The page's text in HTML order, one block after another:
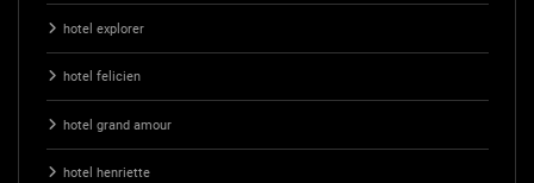
hotel explorer
hotel felicien
hotel grand amour
hotel henriette